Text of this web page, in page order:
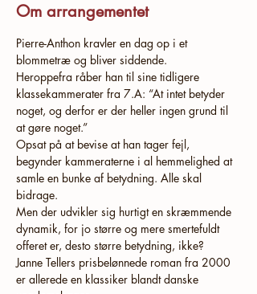
Om arrangementet
Pierre-Anthon kravler en dag op i et
Heroppefra råber han til sine tidligere
klassekammerater fra 7.A: “At intet betyder
noget, og derfor er der heller ingen grund til
Opsat på at bevise at han tager fejl,
begynder kammeraterne i al hemmelighed at
samle en bunke af betydning. Alle skal
Men der udvikler sig hurtigt en skræmmende
dynamik, for jo større og mere smertefuldt
Janne Tellers prisbelønnede roman fra 2000
er allerede en klassiker blandt danske